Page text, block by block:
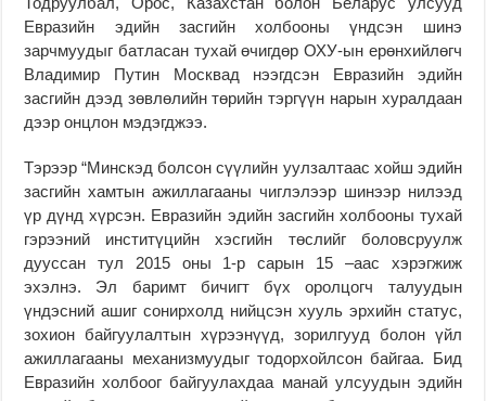
Евразийн эдийн засгийн холбооны үндсэн шинэ
зарчмуудыг батласан тухай өчигдөр ОХУ-ын ерөнхийлөгч
Владимир Путин Москвад нээгдсэн Евразийн эдийн
засгийн дээд зөвлөлийн төрийн тэргүүн нарын хуралдаан
дээр онцлон мэдэгджээ.
Тэрээр “Минскэд болсон сүүлийн уулзалтаас хойш эдийн
засгийн хамтын ажиллагааны чиглэлээр шинээр нилээд
үр дүнд хүрсэн. Евразийн эдийн засгийн холбооны тухай
гэрээний инститүцийн хэсгийн төслийг боловсруулж
дууссан тул 2015 оны 1-р сарын 15 –аас хэрэгжиж
эхэлнэ. Эл баримт бичигт бүх оролцогч талуудын
үндэсний ашиг сонирхолд нийцсэн хууль эрхийн статус,
зохион байгуулалтын хүрээнүүд, зорилгууд болон үйл
ажиллагааны механизмуудыг тодорхойлсон байгаа. Бид
Евразийн холбоог байгуулахдаа манай улсуудын эдийн